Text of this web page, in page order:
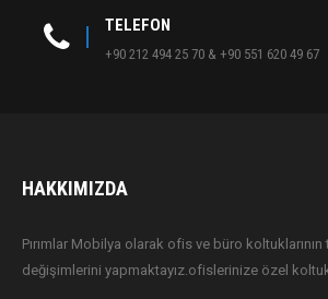
TELEFON
+90 212 494 25 70 & +90 551 620 49 67
HAKKIMIZDA
Pırımlar Mobilya olarak ofis ve büro koltuklarının
değişimlerini yapmaktayız.ofislerinize özel